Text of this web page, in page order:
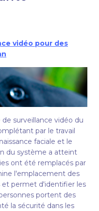
vidéo pour des
surveillance vidéo du
par le travail
faciale et le
du système a atteint
ont été remplacés par
l'emplacement des
et permet d'identifier les
portent des
la sécurité dans les